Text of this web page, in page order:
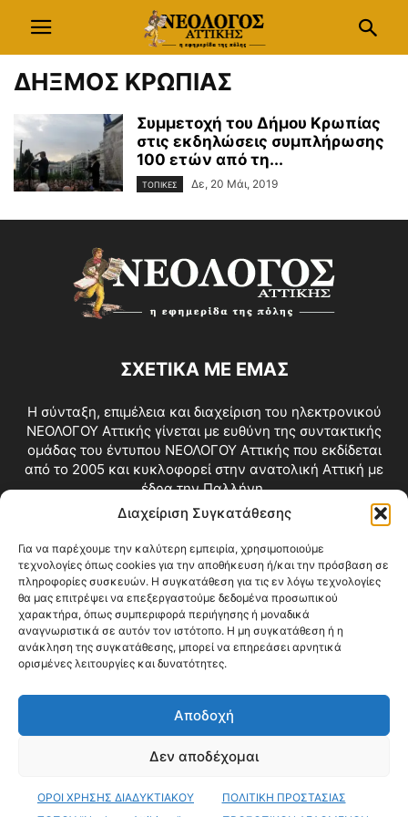
Διαχείριση Συγκατάθεσης
Για να παρέχουμε την καλύτερη εμπειρία, χρησιμοποιούμε
τεχνολογίες όπως cookies για την αποθήκευση ή/και την πρόσβαση σε
πληροφορίες συσκευών. Η συγκατάθεση για τις εν λόγω τεχνολογίες
θα μας επιτρέψει να επεξεργαστούμε δεδομένα προσωπικού
χαρακτήρα, όπως συμπεριφορά περιήγησης ή μοναδικά
αναγνωριστικά σε αυτόν τον ιστότοπο. Η μη συγκατάθεση ή η
ανάκληση της συγκατάθεσης, μπορεί να επηρεάσει αρνητικά
ορισμένες λειτουργίες και δυνατότητες.
Αποδοχή
Δεν αποδέχομαι
ΟΡΟΙ ΧΡΗΣΗΣ ΔΙΑΔΥΚΤΙΑΚΟΥ
ΠΟΛΙΤΙΚΗ ΠΡΟΣΤΑΣΙΑΣ
ΔΗΞΜΟΣ ΚΡΩΠΙΑΣ
Συμμετοχή του Δήμου Κρωπίας
στις εκδηλώσεις συμπλήρωσης
100 ετών από τη...
ΤΟΠΙΚΕΣ Δε, 20 Μάι, 2019
ΣΧΕΤΙΚΑ ΜΕ ΕΜΑΣ
Η σύνταξη, επιμέλεια και διαχείριση του ηλεκτρονικού
ΝΕΟΛΟΓΟΥ Αττικής γίνεται με ευθύνη της συντακτικής
ομάδας του έντυπου ΝΕΟΛΟΓΟΥ Αττικής που εκδίδεται
από το 2005 και κυκλοφορεί στην ανατολική Αττική με
έδρα την Παλλήνη.
Επικοινωνία:info@neologosattikis.gr
ΑΚΟΛΟΥΘΗΣΕ ΜΑΣ
Videos Όροι Χρήσης
© Copyright 2026 ΝΕΟΛΟΓΟΣ ΑΤΤΙΚΗΣ • All Rights Reserved •